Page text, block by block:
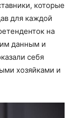
которые
для каждой
на
данным и
себя
хозяйками и